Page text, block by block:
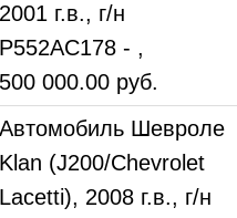
2001 г.в., г/н
P552AC178 - ,
500 000.00 руб.
Автомобиль Шевроле
Klan (J200/Chevrolet
Lacetti), 2008 г.в., г/н